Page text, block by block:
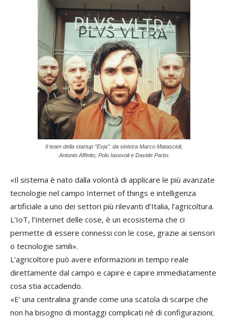
Il team della startup “Evja”: da sinistra Marco Matascioli,
Antonio Affinito, Polo Iasevoli e Davide Parisi.
«Il sistema è nato dalla volontà di applicare le più avanzate
tecnologie nel campo Internet of things e intelligenza
artificiale a uno dei settori più rilevanti d’Italia, l’agricoltura.
L’IoT, l’Internet delle cose, è un ecosistema che ci
permette di essere connessi con le cose, grazie ai sensori
o tecnologie simili».
L’agricoltore può avere informazioni in tempo reale
direttamente dal campo e capire e capire immediatamente
cosa stia accadendo.
«E’ una centralina grande come una scatola di scarpe che
non ha bisogno di montaggi complicati né di configurazioni;